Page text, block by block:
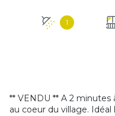
1
** VENDU ** A 2 minutes
au coeur du village. Idéal